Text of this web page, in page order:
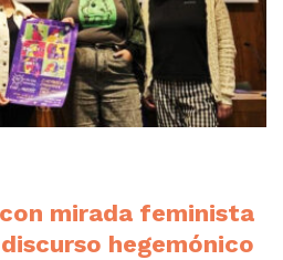
mirada feminista
hegemónico